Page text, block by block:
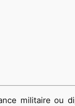
militaire ou